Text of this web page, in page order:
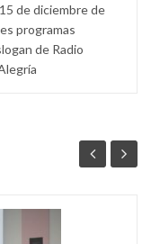
de diciembre de
programas
de Radio